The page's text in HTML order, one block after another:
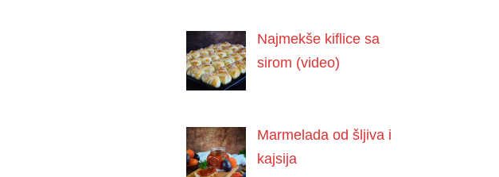
Najmekše kiflice sa
sirom (video)
Marmelada od šljiva i
kajsija